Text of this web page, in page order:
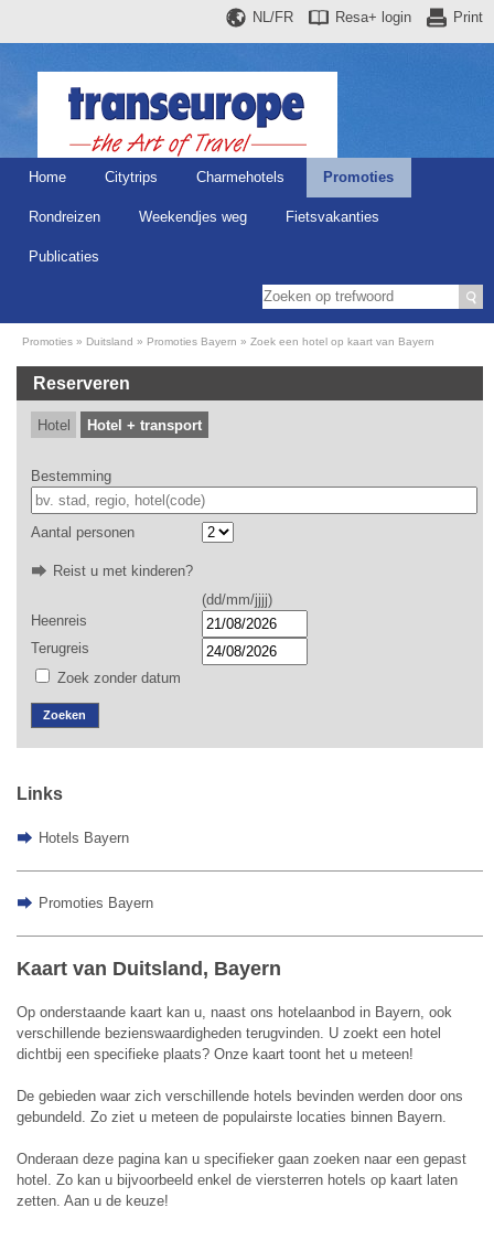
Print
Resa+ login
NL/FR
Home Citytrips Charmehotels Promoties
Rondreizen Weekendjes weg Fietsvakanties
Publicaties
Promoties Duitsland Promoties Bayern Zoek een hotel op kaart van Bayern
Reserveren
Hotel Hotel + transport
Bestemming
Aantal personen
Reist u met kinderen?
(dd/mm/jjjj)
Heenreis
Terugreis
Zoek zonder datum
Zoeken
Links
Hotels Bayern
Promoties Bayern
Kaart van Duitsland, Bayern
Op onderstaande kaart kan u, naast ons hotelaanbod in Bayern, ook
verschillende bezienswaardigheden terugvinden. U zoekt een hotel
dichtbij een specifieke plaats? Onze kaart toont het u meteen!
De gebieden waar zich verschillende hotels bevinden werden door ons
gebundeld. Zo ziet u meteen de populairste locaties binnen Bayern.
Onderaan deze pagina kan u specifieker gaan zoeken naar een gepast
hotel. Zo kan u bijvoorbeeld enkel de viersterren hotels op kaart laten
zetten. Aan u de keuze!